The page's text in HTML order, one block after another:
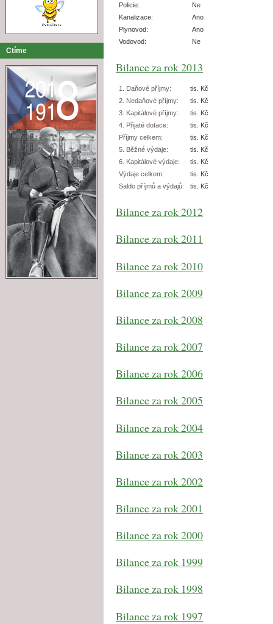
Ctíme
Policie:
Ne
Kanalizace:
Ano
Plynovod:
Ano
Vodovod:
Ne
Bilance za rok 2013
1. Daňové příjmy:
tis. Kč
2. Nedaňové příjmy:
tis. Kč
3. Kapitálové příjmy:
tis. Kč
4. Přijaté dotace:
tis. Kč
Příjmy celkem:
tis. Kč
5. Běžné výdaje:
tis. Kč
6. Kapitálové výdaje:
tis. Kč
Výdaje celkem:
tis. Kč
Saldo příjmů a výdajů:
tis. Kč
Bilance za rok 2012
Bilance za rok 2011
Bilance za rok 2010
Bilance za rok 2009
Bilance za rok 2008
Bilance za rok 2007
Bilance za rok 2006
Bilance za rok 2005
Bilance za rok 2004
Bilance za rok 2003
Bilance za rok 2002
Bilance za rok 2001
Bilance za rok 2000
Bilance za rok 1999
Bilance za rok 1998
Bilance za rok 1997